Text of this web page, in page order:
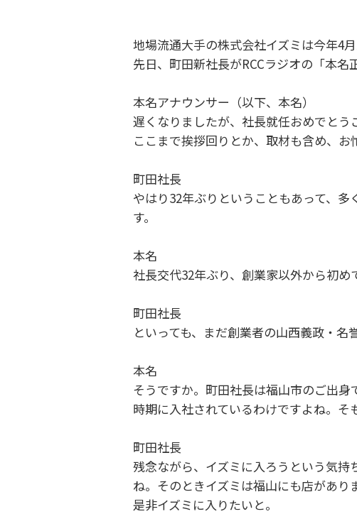
地場流通大手の株式会社イズミは今年4
先日、町田新社長がRCCラジオの「本名
本名アナウンサー（以下、本名）
遅くなりましたが、社長就任おめでとう
ここまで挨拶回りとか、取材も含め、お
町田社長
やはり32年ぶりということもあって、
す。
本名
社長交代32年ぶり、創業家以外から初め
町田社長
といっても、まだ創業者の山西義政・名
本名
そうですか。町田社長は福山市のご出
時期に入社されているわけですよね。そ
町田社長
残念ながら、イズミに入ろうという気
ね。そのときイズミは福山にも店があり
是非イズミに入りたいと。